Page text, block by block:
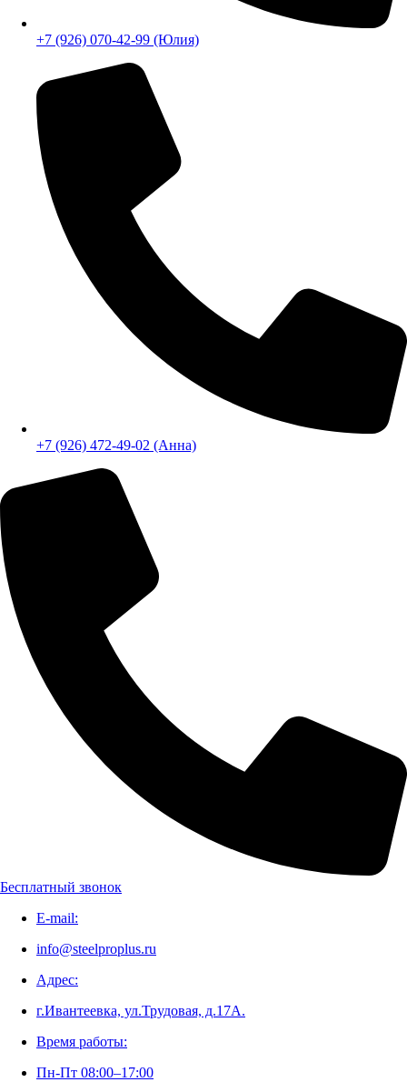
+7 (926) 070-42-99 (Юлия)
+7 (926) 472-49-02 (Анна)
Бесплатный звонок
E-mail:
info@steelproplus.ru
Адрес:
г.Ивантеевка, ул.Трудовая, д.17А.
Время работы:
Пн-Пт 08:00–17:00